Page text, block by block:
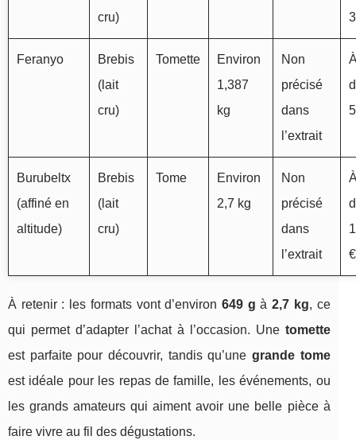
cru)
Feranyo
Brebis
(lait
cru)
Tomette
Environ
1,387
kg
Non
précisé
dans
l’extrait
Burubeltx
(affiné en
altitude)
Brebis
(lait
cru)
Tome
Environ
2,7 kg
Non
précisé
dans
l’extrait
€
À retenir : les formats vont d’environ649 g à2,7 kg, ce
qui permet d’adapter l’achat à l’occasion. Une tomette
est parfaite pour découvrir, tandis qu’une grande tome
est idéale pour les repas de famille, les événements, ou
les grands amateurs qui aiment avoir une belle pièce à
faire vivre au fil des dégustations.